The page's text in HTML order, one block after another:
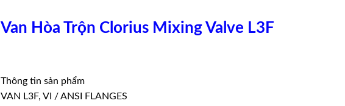
Van Hòa Trộn Clorius Mixing Valve L3F
Thông tin sản phẩm
VAN L3F, VI / ANSI FLANGES